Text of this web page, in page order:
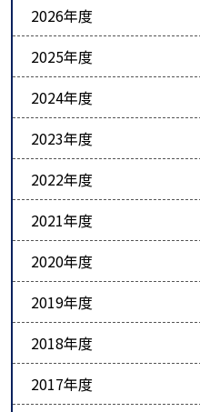
2026年度
2025年度
2024年度
2023年度
2022年度
2021年度
2020年度
2019年度
2018年度
2017年度